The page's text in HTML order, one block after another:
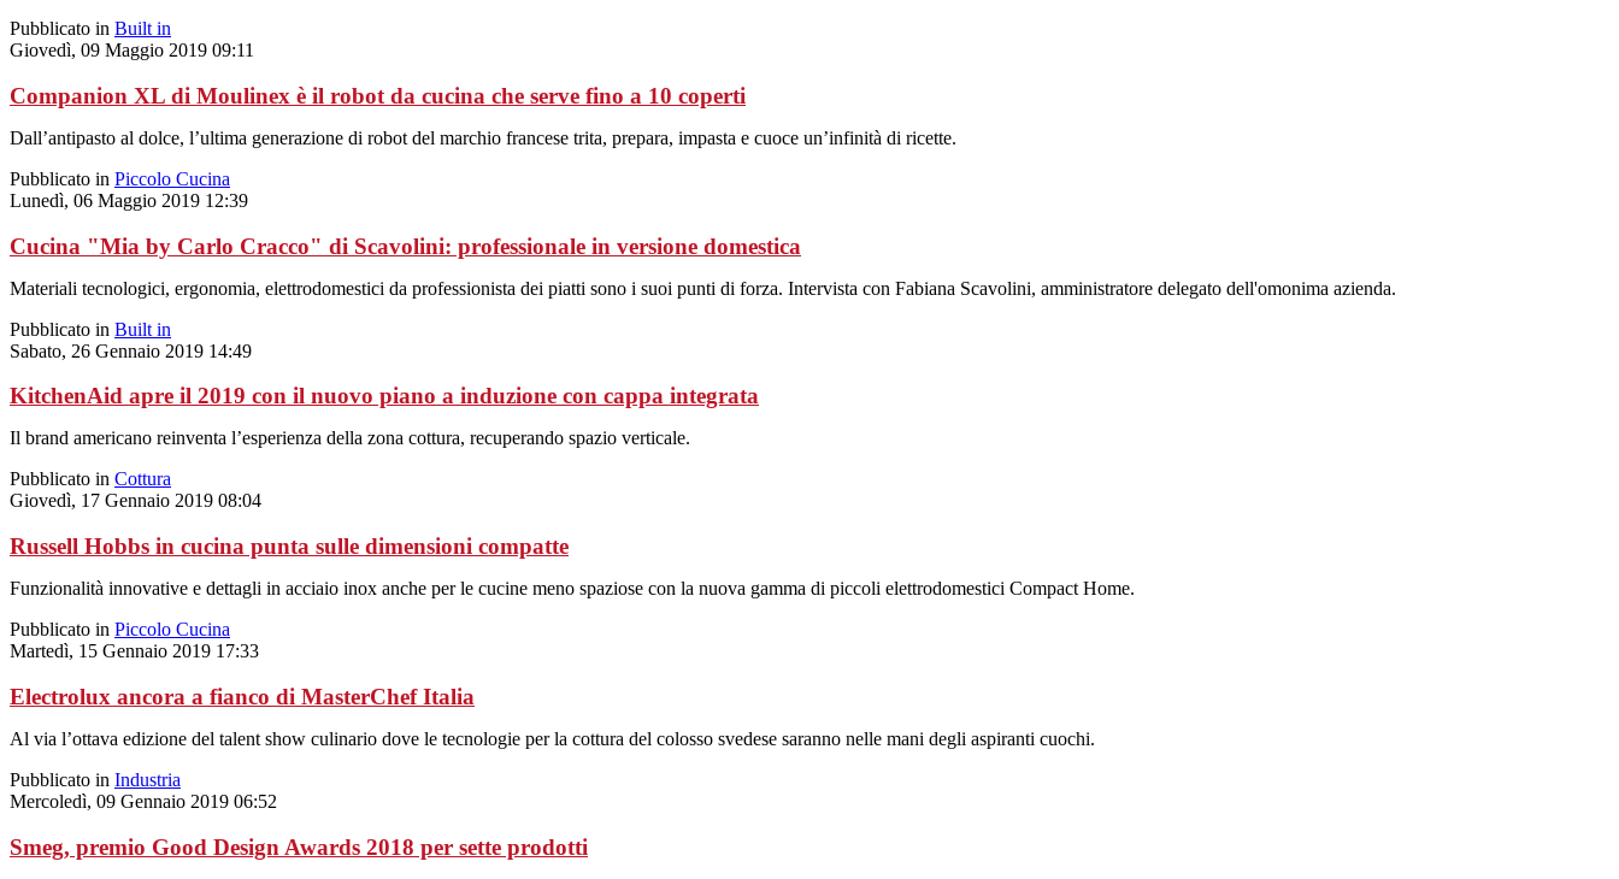
Pubblicato in Built in
Giovedì, 09 Maggio 2019 09:11
Companion XL di Moulinex è il robot da cucina che serve fino a 10 coperti
Dall’antipasto al dolce, l’ultima generazione di robot del marchio francese trita, prepara, impasta e cuoce un’infinità di ricette.
Pubblicato in Piccolo Cucina
Lunedì, 06 Maggio 2019 12:39
Cucina "Mia by Carlo Cracco" di Scavolini: professionale in versione domestica
Materiali tecnologici, ergonomia, elettrodomestici da professionista dei piatti sono i suoi punti di forza. Intervista con Fabiana Scavolini, amministratore delegato dell'omonima azienda.
Pubblicato in Built in
Sabato, 26 Gennaio 2019 14:49
KitchenAid apre il 2019 con il nuovo piano a induzione con cappa integrata
Il brand americano reinventa l’esperienza della zona cottura, recuperando spazio verticale.
Pubblicato in Cottura
Giovedì, 17 Gennaio 2019 08:04
Russell Hobbs in cucina punta sulle dimensioni compatte
Funzionalità innovative e dettagli in acciaio inox anche per le cucine meno spaziose con la nuova gamma di piccoli elettrodomestici Compact Home.
Pubblicato in Piccolo Cucina
Martedì, 15 Gennaio 2019 17:33
Electrolux ancora a fianco di MasterChef Italia
Al via l’ottava edizione del talent show culinario dove le tecnologie per la cottura del colosso svedese saranno nelle mani degli aspiranti cuochi.
Pubblicato in Industria
Mercoledì, 09 Gennaio 2019 06:52
Smeg, premio Good Design Awards 2018 per sette prodotti